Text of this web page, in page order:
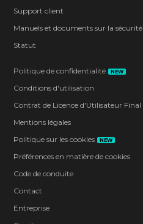
Support client
Manuels et documents sur la sécurité
Statut
Politique de confidentialité NEW
Conditions d'utilisation
Contrat de Licence d'Utilisateur Final
Mentions légales
Politique sur les cookies
NEW
Préférences en matière de cookies
Code de conduite
Contact
Entreprise